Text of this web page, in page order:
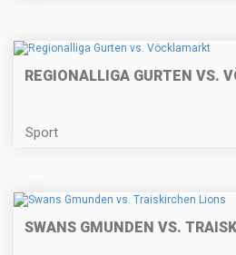
REGIONALLIGA GURTEN VS.
Sport
SWANS GMUNDEN VS.